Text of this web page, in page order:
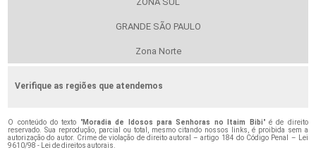
GRANDE SÃO PAULO
Zona Norte
Verifique as regiões que atendemos
O conteúdo do texto "Moradia de Idosos para Senhoras no Itaim Bibi" é de direito
reservado. Sua reprodução, parcial ou total, mesmo citando nossos links, é proibida sem a
autorização do autor. Crime de violação de direito autoral – artigo 184 do Código Penal –
Lei
9610/98 - Lei de direitos autorais